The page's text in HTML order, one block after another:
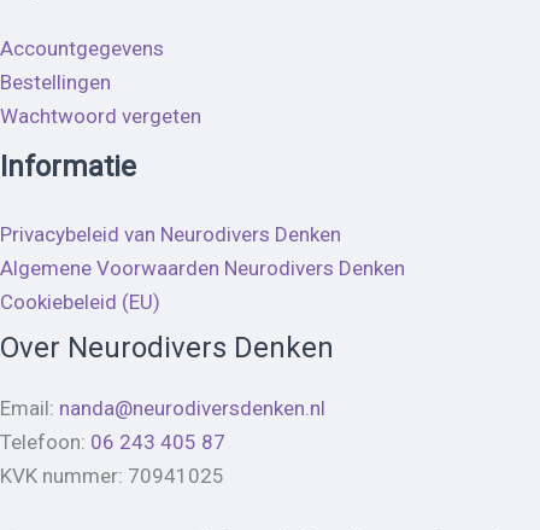
Accountgegevens
Bestellingen
Wachtwoord vergeten
Informatie
Privacybeleid van Neurodivers Denken
Algemene Voorwaarden Neurodivers Denken
Cookiebeleid (EU)
Over Neurodivers Denken
Email: nanda@neurodiversdenken.nl
Telefoon: 06 243 405 87
KVK nummer: 70941025